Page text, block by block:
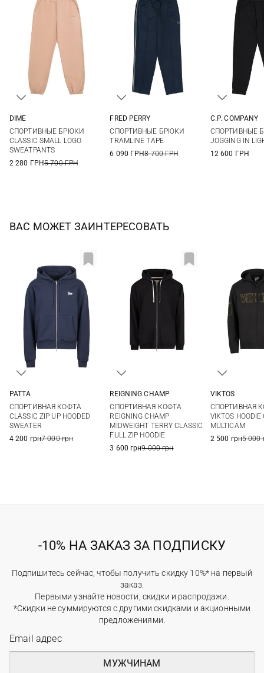
DIME
СПОРТИВНЫЕ БРЮКИ
CLASSIC SMALL LOGO
SWEATPANTS
2 280 ГРН5 700 ГРН
FRED PERRY
СПОРТИВНЫЕ БРЮКИ
TRAMLINE TAPE
6 090 ГРН8 700 ГРН
C.P. COMPANY
СПОРТИВНЫЕ
JOGGING IN
12 600 ГРН
ВАС МОЖЕТ ЗАИНТЕРЕСОВАТЬ
XL
XXL
PATTA
СПОРТИВНАЯ КОФТА
CLASSIC ZIP UP HOODED
SWEATER
4 200 грн7 000 грн
XXL
REIGNING CHAMP
СПОРТИВНАЯ КОФТА
REIGNING CHAMP
MIDWEIGHT TERRY CLASSIC
FULL ZIP HOODIE
3 600 грн9 000 грн
XXL
3XL
VIKTOS
СПОРТИВНАЯ
VIKTOS
MULTICAM
2 500 грн5 000
-10% НА ЗАКАЗ ЗА ПОДПИСКУ
Подпишитесь сейчас, чтобы получить скидку 10%* на первый
заказ.
Первыми узнайте новости, скидки и распродажи.
*Скидки не суммируются с другими скидками и акционными
предложениями.
МУЖЧИНАМ